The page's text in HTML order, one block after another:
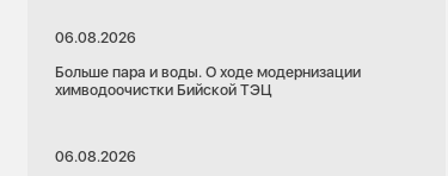
06.08.2026
Больше пара и воды. О ходе модернизации
химводоочистки Бийской ТЭЦ
06.08.2026